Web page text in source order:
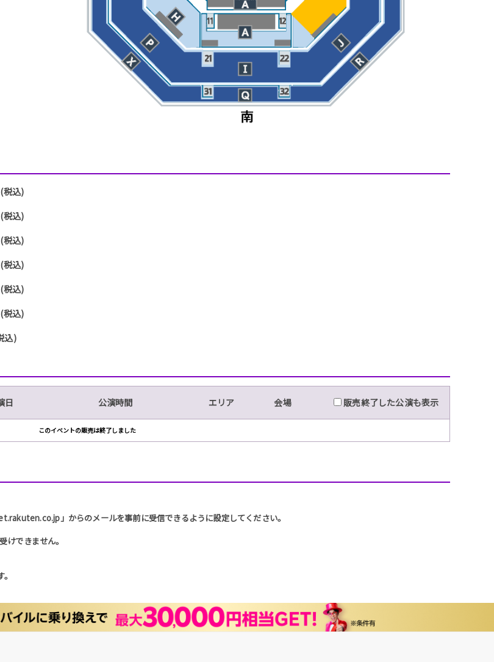
税込)
税込)
税込)
税込)
税込)
税込)
込)
日 公演時間 エリア 会場 販売終了した公演も表示
このイベントの販売は終了しました
」からのメールを事前に受信できるように設定してください。
けできません。